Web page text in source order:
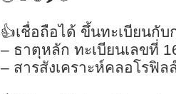
👍เชื่อถือได้ ขึ้นทะเบียนกับ
– ธาตุหลัก ทะเบียนเลขที่
– สารสังเคราะห์คลอโรฟิล